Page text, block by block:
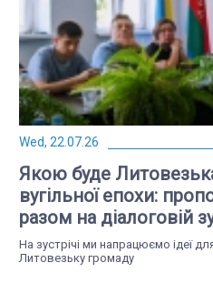
Wed, 22.07.26
Якою буде
вугільної епохи:
разом на діалоговій
На зустрічі ми напрацюємо ідеї
Литовезьку громаду